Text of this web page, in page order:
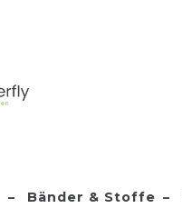
Bänder & Stoffe